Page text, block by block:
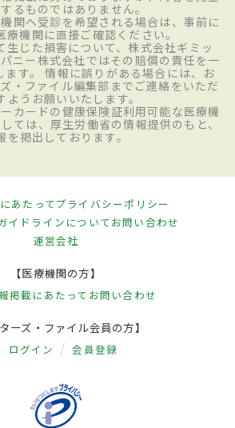
るものではありません。
関へ受診を希望される場合は、事前に
療機関に直接ご確認ください。
生じた損害について、株式会社ギミッ
ニー株式会社ではその賠償の責任を一
ます。 情報に誤りがある場合には、お
・ファイル編集部までご連絡をいただ
ようお願いいたします。
カードの健康保険証利用可能な医療機
ては、厚生労働省の情報提供のもと、
を掲出しております。
あたってプライバシーポリシー
イドラインについてお問い合わせ
運営会社
【医療機関の方】
掲載にあたって お問い合わせ
ターズ・ファイル会員の方】
ログイン 会員登録